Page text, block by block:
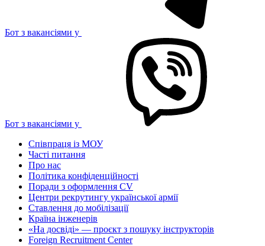
Бот з вакансіями у
Бот з вакансіями у
Співпраця із МОУ
Часті питання
Про нас
Політика конфіденційності
Поради з оформлення CV
Центри рекрутингу української армії
Ставлення до мобілізації
Країна інженерів
«На досвіді» — проєкт з пошуку інструкторів
Foreign Recruitment Center